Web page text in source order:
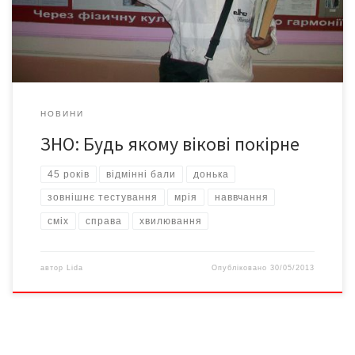
ніколи не пізно» – 45 років і – фізкультурний факультет: оце
новина! Як сталося, що ви в такому […]
НОВИНИ
ЗНО: Будь якому вікові покірне
45 років відмінні бали донька
зовнішнє тестування мрія наввчання
сміх справа хвилювання
автор Lida Опубліковано30/05/2013